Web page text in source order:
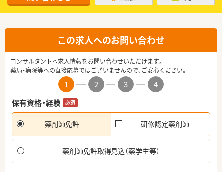
この求人へのお問い合わせ
コンサルタントへ求人情報をお問い合わせいただけます。
薬局・病院等への直接応募ではございませんので、ご安心ください。
1 2 3
4
保有資格・経験
必須
薬剤師免許 研修認定薬剤師
薬剤師免許取得見込（薬学生等）